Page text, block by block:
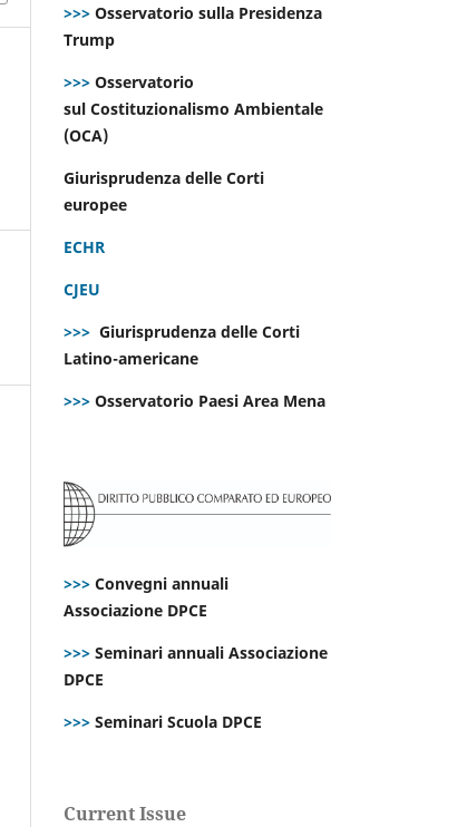
>>> Osservatorio sulla Presidenza
Trump
>>> Osservatorio
sul Costituzionalismo Ambientale
(OCA)
Giurisprudenza delle Corti
europee
ECHR
CJEU
>>> Giurisprudenza delle Corti
Latino-americane
>>> Osservatorio Paesi Area Mena
>>> Convegni annuali
Associazione DPCE
>>> Seminari annuali Associazione
DPCE
>>> Seminari Scuola DPCE
Current Issue